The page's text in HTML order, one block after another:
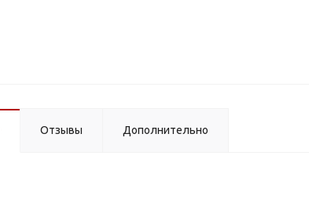
Отзывы Дополнительно